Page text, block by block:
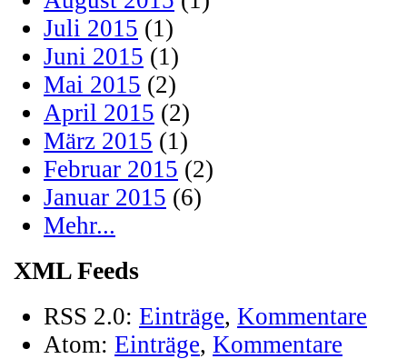
Juli 2015 (1)
Juni 2015 (1)
Mai 2015 (2)
April 2015 (2)
März 2015 (1)
Februar 2015 (2)
Januar 2015 (6)
Mehr...
XML Feeds
RSS 2.0: Einträge, Kommentare
Atom: Einträge, Kommentare